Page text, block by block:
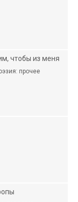
чтобы из меня
прочее